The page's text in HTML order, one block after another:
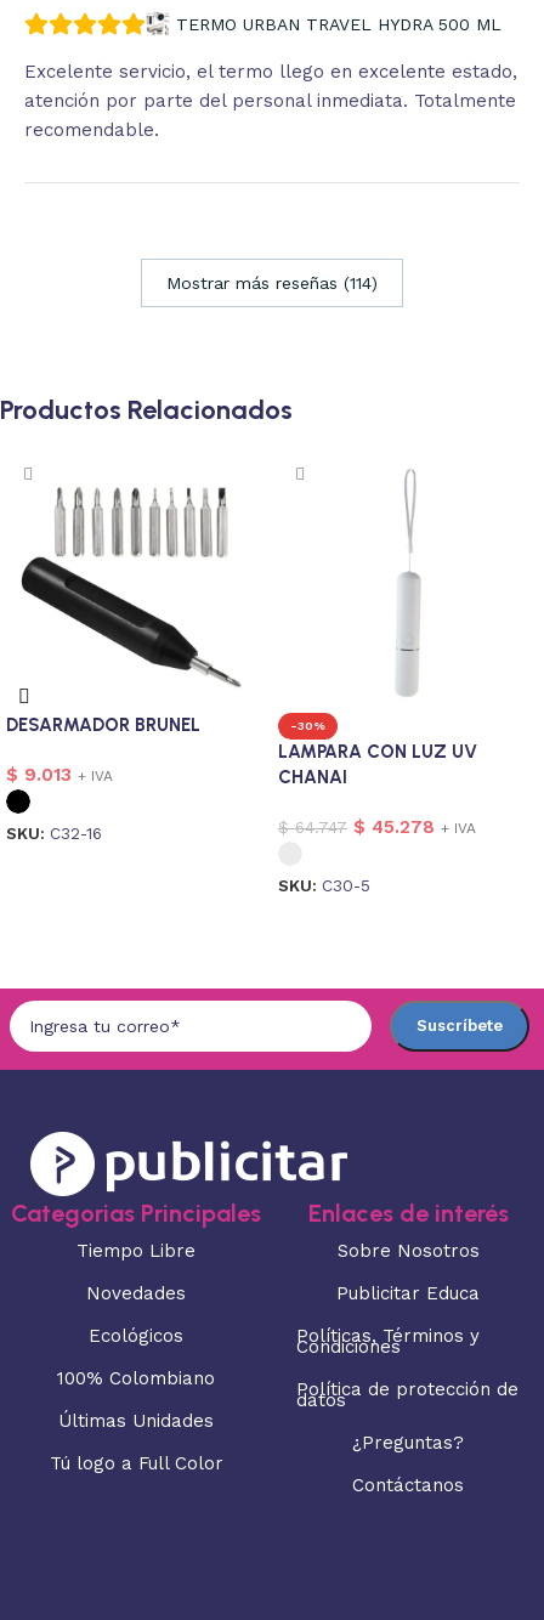
TERMO URBAN TRAVEL HYDRA 500 ML
Excelente servicio, el termo llego en excelente estado,
atención por parte del personal inmediata. Totalmente
recomendable.
Mostrar más reseñas (114)
Productos Relacionados
DESARMADOR BRUNEL
$ 9.013 + IVA
SKU: C32-16
-30%
LAMPARA CON LUZ UV
CHANAI
$64.747 $ 45.278 + IVA
SKU: C30-5
Categorias Principales
Tiempo Libre
Novedades
Ecológicos
100% Colombiano
Últimas Unidades
Tú logo a Full Color
Enlaces de interés
Sobre Nosotros
Publicitar Educa
Políticas, Términos y
Condiciones
Política de protección de
datos
¿Preguntas?
Contáctanos